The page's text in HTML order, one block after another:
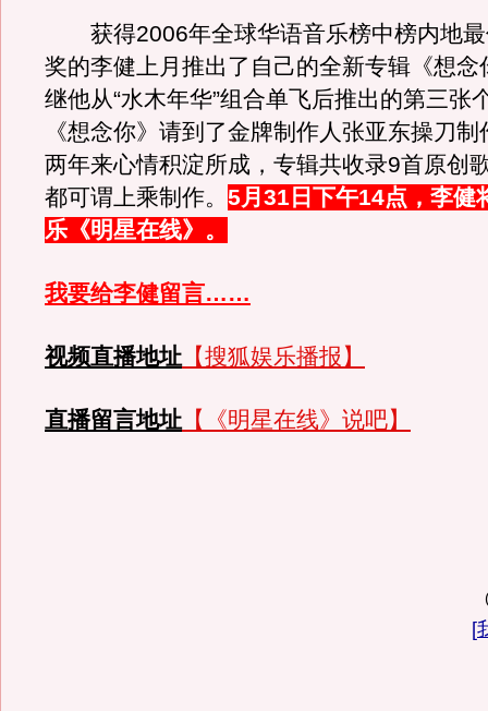
获得2006年全球华语音乐榜中榜内地最
奖的李健上月推出了自己的全新专辑《想念
继他从“水木年华”组合单飞后推出的第三张
《想念你》请到了金牌制作人张亚东操刀
两年来心情积淀所成，专辑共收录9首原创
都可谓上乘制作。 5月31日下午14点，李健
乐《明星在线》。
我要给李健留言……
视频直播地址 【搜狐娱乐播报】
直播留言地址 【《明星在线》说吧】
[